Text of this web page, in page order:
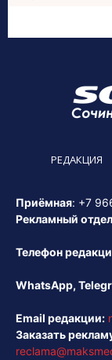
РЕДАКЦИЯ
Приёмная: +7
Рекламный
Телефон
WhatsApp,
Email редакции:
Заказать